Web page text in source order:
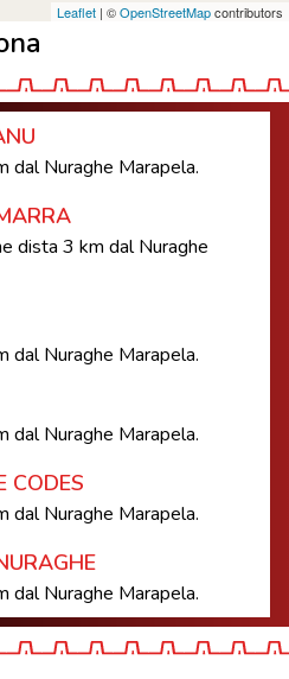
Leaflet | ©OpenStreetMapcontributors
dal Nuraghe Marapela.
dista 3 km dal Nuraghe
dal Nuraghe Marapela.
dal Nuraghe Marapela.
CODES
dal Nuraghe Marapela.
dal Nuraghe Marapela.